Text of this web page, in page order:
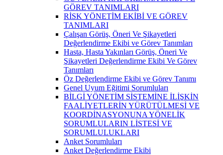
GÖREV TANIMLARI
RİSK YÖNETİM EKİBİ VE GÖREV
TANIMLARI
Çalışan Görüş, Öneri Ve Şikayetleri
Değerlendirme Ekibi ve Görev Tanımları
Hasta, Hasta Yakınları Görüş, Öneri Ve
Şikayetleri Değerlendirme Ekibi Ve Görev
Tanımları
Öz Değerlendirme Ekibi ve Görev Tanımı
Genel Uyum Eğitimi Sorumluları
BİLGİ YÖNETİM SİSTEMİNE İLİŞKİN
FAALİYETLERİN YÜRÜTÜLMESİ VE
KOORDİNASYONUNA YÖNELİK
SORUMLULARIN LİSTESİ VE
SORUMLULUKLARI
Anket Sorumluları
Anket Değerlendirme Ekibi